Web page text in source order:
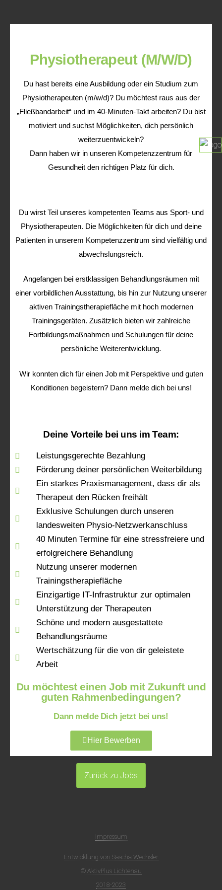
Physiotherapeut (M/W/D)
Du hast bereits eine Ausbildung oder ein Studium zum
Physiotherapeuten (m/w/d)? Du möchtest raus aus der
„Fließbandarbeit“ und im 40-Minuten-Takt arbeiten? Du bist
motiviert und suchst Möglichkeiten, dich persönlich
weiterzuentwickeln?
Dann haben wir in unseren Kompetenzzentrum für
Gesundheit den richtigen Platz für dich.
Du wirst Teil unseres kompetenten Teams aus Sport- und
Physiotherapeuten. Die Möglichkeiten für dich und deine
Patienten in unserem Kompetenzzentrum sind vielfältig und
abwechslungsreich.
Angefangen bei erstklassigen Behandlungsräumen mit
einer vorbildlichen Ausstattung, bis hin zur Nutzung unserer
aktiven Trainingstherapiefläche mit hoch modernen
Trainingsgeräten. Zusätzlich bieten wir zahlreiche
Fortbildungsmaßnahmen und Schulungen für deine
persönliche Weiterentwicklung.
Wir konnten dich für einen Job mit Perspektive und guten
Konditionen begeistern? Dann melde dich bei uns!
Deine Vorteile bei uns im Team:
Leistungsgerechte Bezahlung
Förderung deiner persönlichen Weiterbildung
Ein starkes Praxismanagement, dass dir als
Therapeut den Rücken freihält
Exklusive Schulungen durch unseren
landesweiten Physio-Netzwerkanschluss
40 Minuten Termine für eine stressfreiere und
erfolgreichere Behandlung
Nutzung unserer modernen
Trainingstherapiefläche
Einzigartige IT-Infrastruktur zur optimalen
Unterstützung der Therapeuten
Schöne und modern ausgestattete
Behandlungsräume
Wertschätzung für die von dir geleistete
Arbeit
Du möchtest einen Job mit Zukunft und
guten Rahmenbedingungen?
Dann melde Dich jetzt bei uns!
Hier Bewerben
Zurück zu Jobs
Impressum
Entwicklung von Sascha Wechsler
© AktivPlus Lichtenau
2018-2023